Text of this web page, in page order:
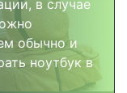
в случае
обычно и
ноутбук в